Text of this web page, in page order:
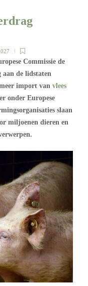
Commissie de
aan de lidstaten
import van vlees
onder Europese
slaan
miljoenen dieren en